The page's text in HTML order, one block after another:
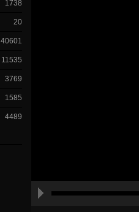
1738
20
40601
11535
3769
1585
4489